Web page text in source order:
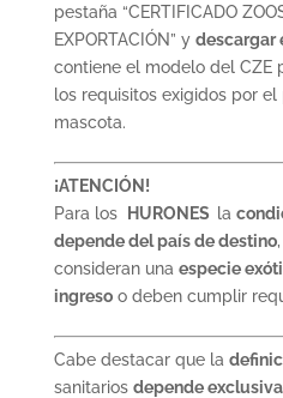
pestaña “CERTIFICADO
EXPORTACIÓN” y descargar
contiene el modelo del CZE
los requisitos exigidos por
mascota.
¡ATENCIÓN!
Para los HURONES la
depende del país de destino
consideran una especie
ingresoo deben cumplir
Cabe destacar que la
sanitarios depende